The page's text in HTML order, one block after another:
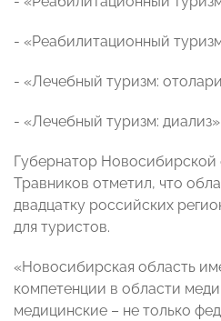
- «Реабилитационный
- «Лечебный туризм:
- «Лечебный туризм: диализ».
Губернатор
Травников отметил, что
двадцатку российских
для туристов.
«Новосибирская область
компетенции в области
медицинские – не только